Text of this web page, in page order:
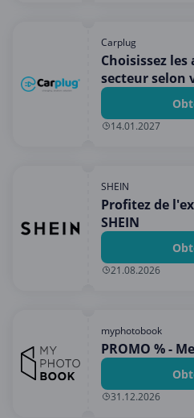
Carplug
Choisissez
secteur selon
borne mobile
14.01.2027
SHEIN
Profitez de
SHEIN
21.08.2026
myphotobook
PROMO % -
31.12.2026